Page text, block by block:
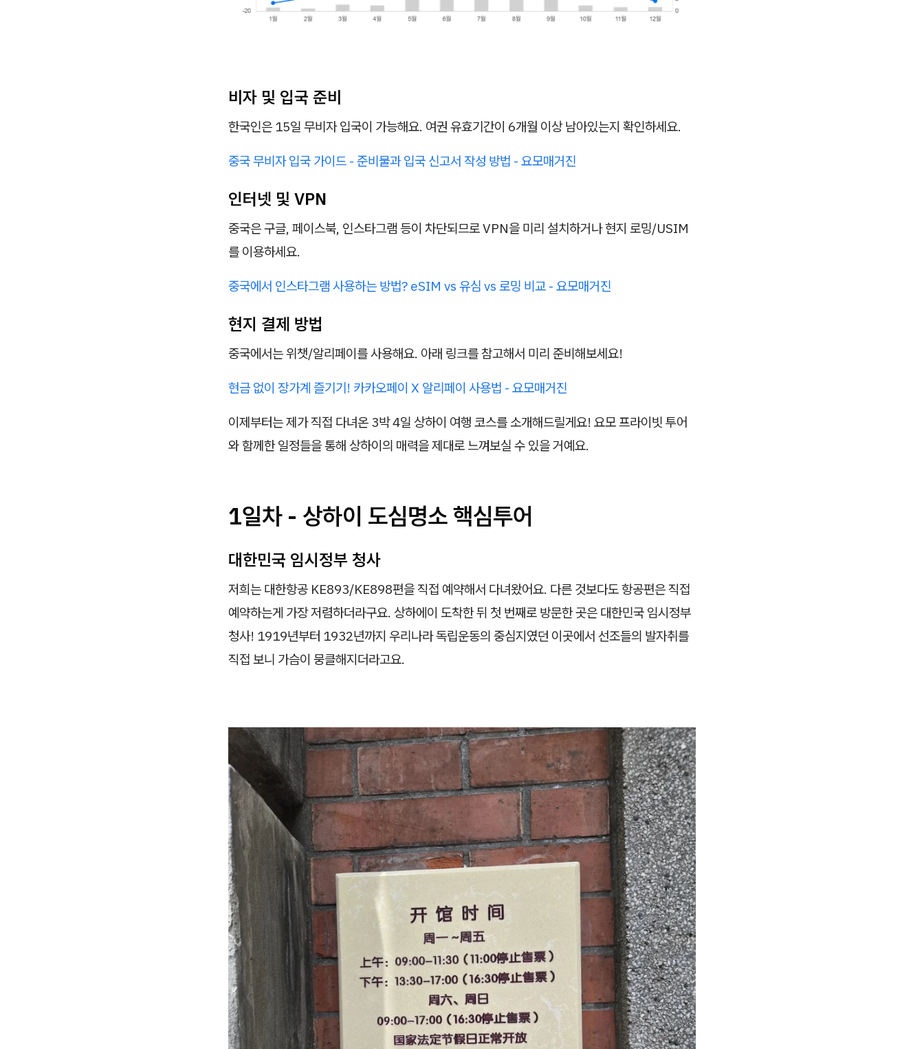
비자 및 입국 준비
한국인은 15일 무비자 입국이 가능해요. 여권 유효기간이 6개월 이상 남아있는지 확인하세요.
중국 무비자 입국 가이드 - 준비물과 입국 신고서 작성 방법 - 요모매거진
인터넷 및 VPN
중국은 구글, 페이스북, 인스타그램 등이 차단되므로 VPN을 미리 설치하거나 현지 로밍/USIM
를 이용하세요.
중국에서 인스타그램 사용하는 방법? eSIM vs 유심 vs 로밍 비교 - 요모매거진
현지 결제 방법
중국에서는 위챗/알리페이를 사용해요. 아래 링크를 참고해서 미리 준비해보세요!
현금 없이 장가계 즐기기! 카카오페이 X 알리페이 사용법 - 요모매거진
이제부터는 제가 직접 다녀온 3박 4일 상하이 여행 코스를 소개해드릴게요! 요모 프라이빗 투어
와 함께한 일정들을 통해 상하이의 매력을 제대로 느껴보실 수 있을 거예요.
1일차 - 상하이 도심명소 핵심투어
대한민국 임시정부 청사
저희는 대한항공 KE893/KE898편을 직접 예약해서 다녀왔어요. 다른 것보다도 항공편은 직접
예약하는게 가장 저렴하더라구요. 상하에이 도착한 뒤 첫 번째로 방문한 곳은 대한민국 임시정부
청사! 1919년부터 1932년까지 우리나라 독립운동의 중심지였던 이곳에서 선조들의 발자취를
직접 보니 가슴이 뭉클해지더라고요.